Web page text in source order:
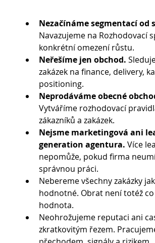
Nezačínáme segmentací od
Navazujeme na Rozhodovací
konkrétní omezení růstu.
Neřešíme jen obchod.
zakázek na finance, delivery,
positioning.
Neprodáváme obecné
Vytváříme rozhodovací
zákazníků a zakázek.
Nejsme marketingová ani
generation agentura. Více
nepomůže, pokud firma
správnou práci.
Nebereme všechny zakázky
hodnotné. Obrat není totéž
hodnota.
Neohrožujeme reputaci ani
zkratkovitým řezem.